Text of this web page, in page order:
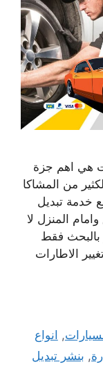
هي اهم جزة
من المشاكا
خدمة تبديل
المنزل لا
بالبحث فقط
69622745 خدمة تغيير الاطارات
, انواع
, بنشر تبديل